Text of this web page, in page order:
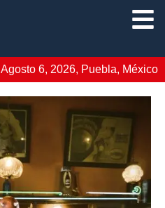
Agosto 6, 2026, Puebla, México